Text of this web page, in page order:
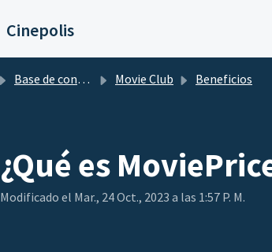
Cinepolis
Base de conocimientos Movie Club Beneficios
¿Qué es
Modificado el Mar., 24 Oct., 2023 a las 1:57 P. M.